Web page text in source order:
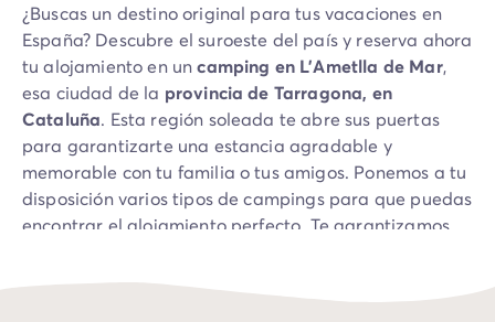
Camping Alicante
Camping Benidorm
Camping Costa de Azahar
Camping Peniscola
Camping Portugal
Camping Algarve
Camping Norte de Portugal
Camping Oporto
Camping Francia
Camping Dordoña - Périgord
¿Buscas un destino original para tus vacaciones en
España? Descubre el suroeste del país y reserva ahora
tu alojamiento en uncamping en L’Ametlla de Mar,
esa ciudad de la provincia de Tarragona, en
Cataluña. Esta región soleada te abre sus puertas
para garantizarte una estancia agradable y
memorable con tu familia o tus amigos. Ponemos a tu
disposición varios tipos de campings para que puedas
encontrar el alojamiento perfecto. Te garantizamos
entonces no esperes más para reservar ahora tu
alojamiento en un camping en L’Ametlla de Mar.